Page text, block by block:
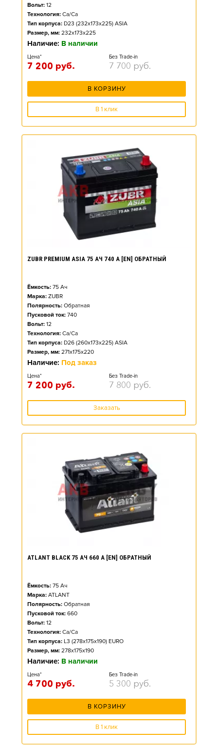
Вольт: 12
Технология: Ca/Ca
Тип корпуса: D23 (232x173x225) ASIA
Размер, мм: 232x173x225
Наличие: В наличии
Цена*
7 200 руб.
Без Trade-in
7 700 руб.
В КОРЗИНУ
В 1 клик
ZUBR PREMIUM ASIA 75 АЧ 740 А [EN] ОБРАТНЫЙ
Ёмкость: 75 Ач
Марка: ZUBR
Полярность: Обратная
Пусковой ток: 740
Вольт: 12
Технология: Ca/Ca
Тип корпуса: D26 (260x173x225) ASIA
Размер, мм: 271x175x220
Наличие: Под заказ
Цена*
7 200 руб.
Без Trade-in
7 800 руб.
Заказать
ATLANT BLACK 75 АЧ 660 А [EN] ОБРАТНЫЙ
Ёмкость: 75 Ач
Марка: ATLANT
Полярность: Обратная
Пусковой ток: 660
Вольт: 12
Технология: Ca/Ca
Тип корпуса: L3 (278x175x190) EURO
Размер, мм: 278x175x190
Наличие: В наличии
Цена*
4 700 руб.
Без Trade-in
5 300 руб.
В КОРЗИНУ
В 1 клик